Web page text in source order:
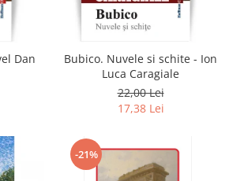
Dan
Bubico. Nuvele si schite - Ion
Luca Caragiale
22,00 Lei
17,38 Lei
-21%